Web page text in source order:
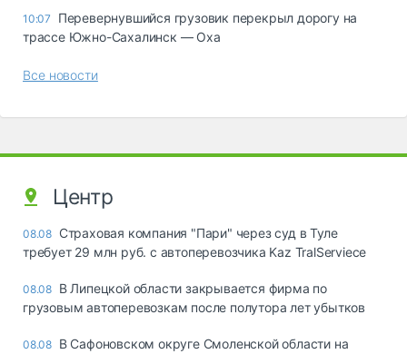
10:07
Перевернувшийся грузовик перекрыл дорогу на
трассе Южно-Сахалинск — Оха
Все новости
Центр
08.08 Страховая компания "Пари" через суд в Туле
требует 29 млн руб. с автоперевозчика Kaz TralServiece
08.08 В Липецкой области закрывается фирма по
грузовым автоперевозкам после полутора лет убытков
08.08 В Сафоновском округе Смоленской области на